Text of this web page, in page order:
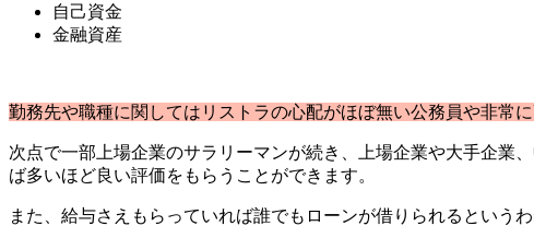
自己資金
金融資産
勤務先や職種に関してはリストラの心配がほぼ無い公務員や非常
次点で一部上場企業のサラリーマンが続き、上場企業や大手企業
ば多いほど良い評価をもらうことができます。
また、給与さえもらっていれば誰でもローンが借りられるという